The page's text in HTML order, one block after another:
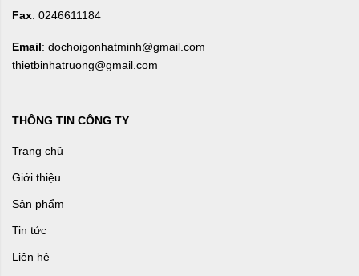
Fax: 0246611184
Email: dochoigonhatminh@gmail.com
thietbinhatruong@gmail.com
THÔNG TIN CÔNG TY
Trang chủ
Giới thiệu
Sản phẩm
Tin tức
Liên hệ